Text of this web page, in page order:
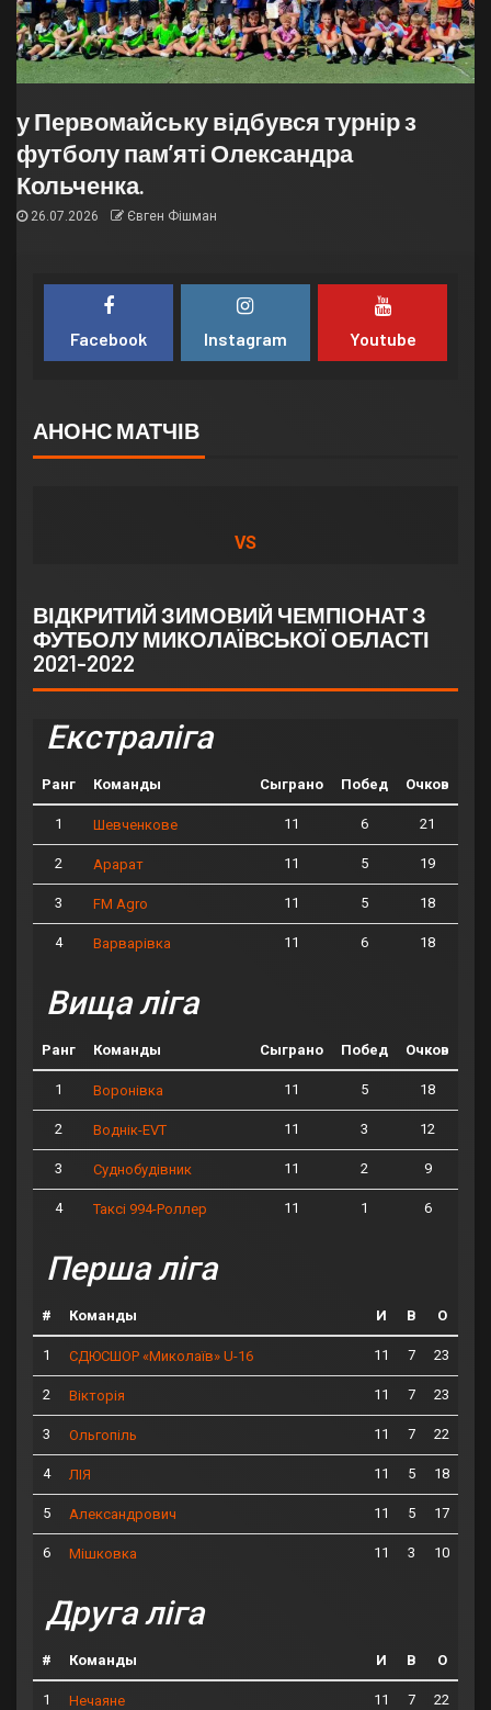
у Первомайську відбувся турнір з
футболу пам’яті Олександра
Кольченка.
26.07.2026 Євген Фішман
Facebook Instagram Youtube
АНОНС МАТЧІВ
VS
ВІДКРИТИЙ ЗИМОВИЙ ЧЕМПІОНАТ З
ФУТБОЛУ МИКОЛАЇВСЬКОЇ ОБЛАСТІ
2021-2022
Екстраліга
Ранг Команды Сыграно Побед Очков
1 Шевченкове 11 6 21
2 Арарат 11 5 19
3 FM Agro 11 5 18
4 Варварівка 11 6 18
Вища ліга
Ранг Команды Сыграно Побед Очков
1 Воронівка 11 5 18
2 Воднік-EVT 11 3 12
3 Суднобудівник 11 2 9
4 Таксі 994-Роллер 11 1 6
Перша ліга
# Команды И В О
1 СДЮСШОР «Миколаїв» U-16 11 7 23
2 Вікторія 11 7 23
3 Ольгопіль 11 7 22
4 ЛІЯ 11 5 18
5 Александрович 11 5 17
6 Мішковка 11 3 10
Друга ліга
# Команды И В О
1 Нечаяне 11 7 22